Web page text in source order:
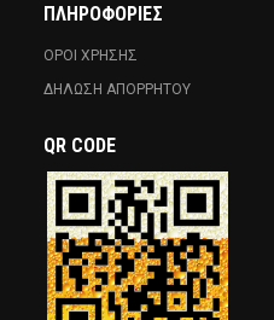
ΠΛΗΡΟΦΟΡΙΕΣ
ΟΡΟΙ ΧΡΗΣΗΣ
ΔΗΛΩΣΗ ΑΠΟΡΡΗΤΟΥ
QR CODE